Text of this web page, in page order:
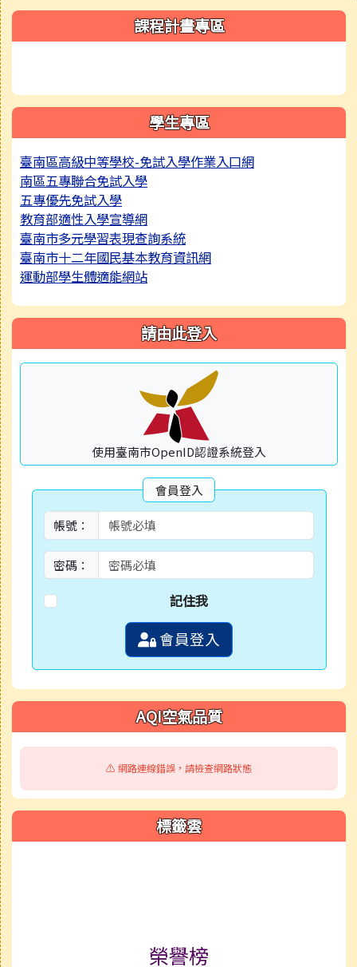
右邊區域內容 課程計畫專區
學生專區
臺南區高級中等學校-免試入學作業入口網
南區五專聯合免試入學
五專優先免試入學
教育部適性入學宣導網
臺南市多元學習表現查詢系統
臺南市十二年國民基本教育資訊網
運動部學生體適能網站
請由此登入
使用臺南市OpenID認證系統登入
會員登入
帳號：
密碼：
記住我
會員登入
AQI空氣品質
⚠️ 網路連線錯誤，請檢查網路狀態
標籤雲
榮譽榜